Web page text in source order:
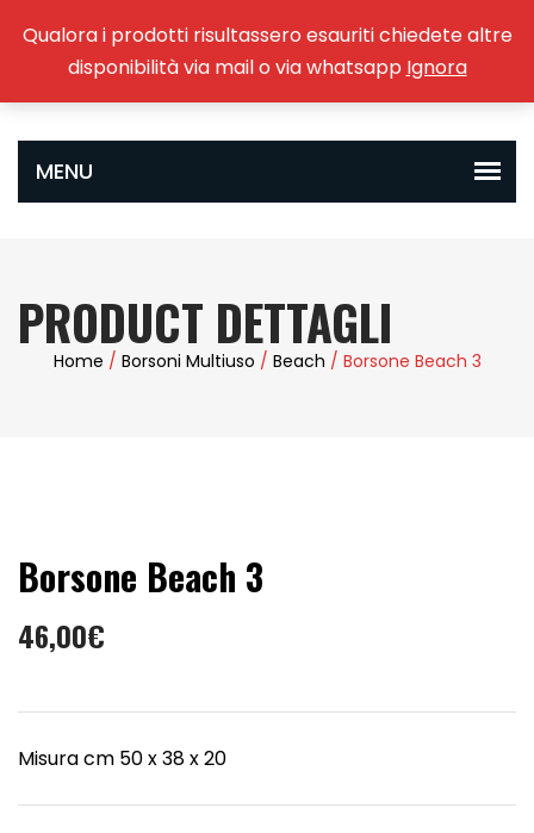
PRODUCT DETTAGLI
Home / Borsoni Multiuso / Beach / Borsone Beach 3
Borsone Beach 3
46,00€
Misura cm 50 x 38 x 20
Qualora i prodotti risultassero esauriti chiedete altre
disponibilità via mail o via whatsapp Ignora